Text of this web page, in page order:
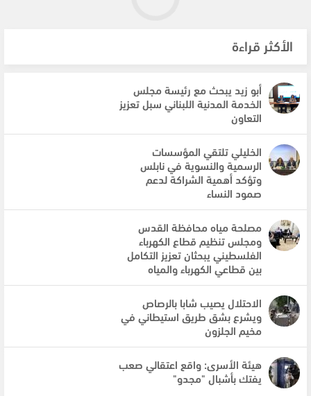
الأكثر قراءة
أبو زيد يبحث مع رئيسة مجلس
الخدمة المدنية اللبناني سبل تعزيز
التعاون
الخليلي تلتقي المؤسسات
الرسمية والنسوية في نابلس
وتؤكد أهمية الشراكة لدعم
صمود النساء
مصلحة مياه محافظة القدس
ومجلس تنظيم قطاع الكهرباء
الفلسطيني يبحثان تعزيز التكامل
بين قطاعي الكهرباء والمياه
الاحتلال يصيب شابا بالرصاص
ويشرع بشق طريق استيطاني في
مخيم الجلزون
هيئة الأسرى: واقع اعتقالي صعب
يفتك بأشبال "مجدو"